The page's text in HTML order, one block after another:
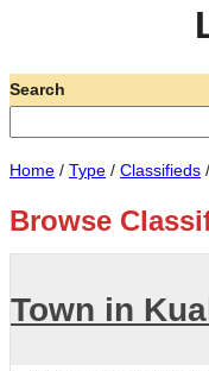
Search
Home / Type / Classifieds /
Browse
Town in